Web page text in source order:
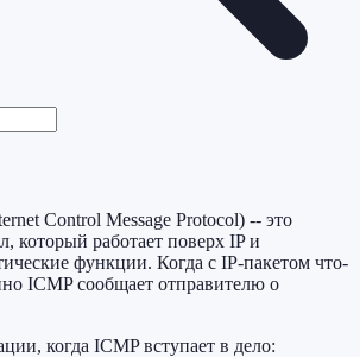
Control Message Protocol) -- это
который работает поверх IP и
функции. Когда с IP-пакетом что-
ICMP сообщает отправителю о
когда ICMP вступает в дело: